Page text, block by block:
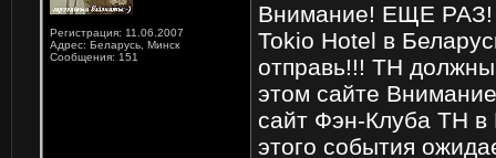
Регистрация: 11.06.2007
Адрес: Беларусь, Минск
Сообщения: 151
Внимание! ЕЩЕ РАЗ!
Tokio Hotel в
отправь!!! TH
этом сайте
сайт Фэн-Клуба ТН
этого события